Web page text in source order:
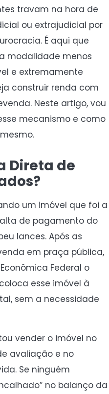
travam na hora de
ou extrajudicial por
É aqui que
modalidade menos
e extremamente
construir renda com
Neste artigo, vou
mecanismo e como
Direta de
um imóvel que foi a
de pagamento do
lances. Após as
em praça pública,
Federal o
esse imóvel à
sem a necessidade
vender o imóvel no
avaliação e no
Se ninguém
no balanço da